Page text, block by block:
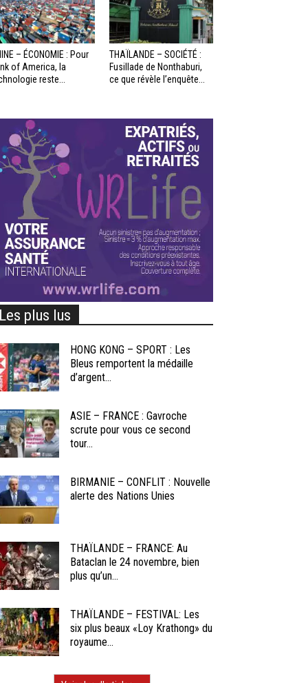
– ÉCONOMIE : Pour
of America, la
reste...
THAÏLANDE – SOCIÉTÉ :
Fusillade de Nonthaburi,
ce que révèle l’enquête...
Les plus lus
HONG KONG – SPORT : Les
Bleus remportent la médaille
d’argent...
ASIE – FRANCE : Gavroche
scrute pour vous ce second
tour...
BIRMANIE – CONFLIT : Nouvelle
alerte des Nations Unies
THAÏLANDE – FRANCE: Au
Bataclan le 24 novembre, bien
plus qu’un...
THAÏLANDE – FESTIVAL: Les
six plus beaux «Loy Krathong» du
royaume...